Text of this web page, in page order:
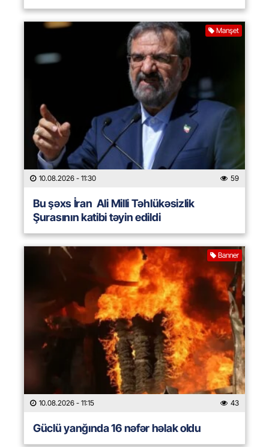
Manşet
10.08.2026 - 11:30 59
Bu şəxs İran Ali Milli Təhlükəsizlik
Şurasının katibi təyin edildi
Banner
10.08.2026 - 11:15 43
Güclü yanğında 16 nəfər həlak oldu